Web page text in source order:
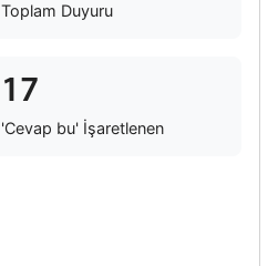
Toplam Duyuru
17
'Cevap bu' İşaretlenen